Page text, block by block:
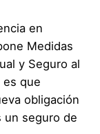
en
Medidas
y Seguro al
es que
obligación
un seguro de